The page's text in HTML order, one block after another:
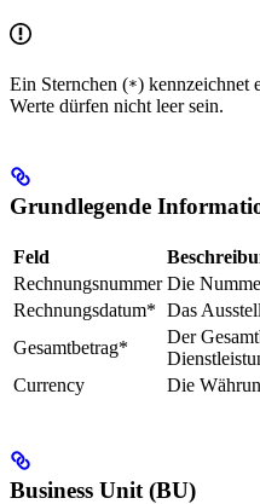
Ein Sternchen (*) kennzeichnet
Werte dürfen nicht leer sein.
Grundlegende
Feld
Rechnungsnummer Die
Rechnungsdatum* Das
Gesamtbetrag*
Der
Currency
Die
Business Unit (BU)